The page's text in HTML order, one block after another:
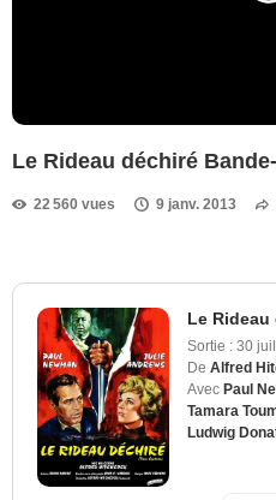
Le Rideau déchiré
22 560 vues 9 janv. 2013
Le Rideau
Sortie : 30
De Alfred
Avec Paul
Tamara
Ludwig